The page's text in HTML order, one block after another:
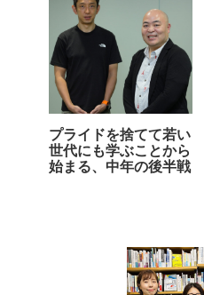
プライドを捨てて若い
世代にも学ぶことから
始まる、中年の後半戦